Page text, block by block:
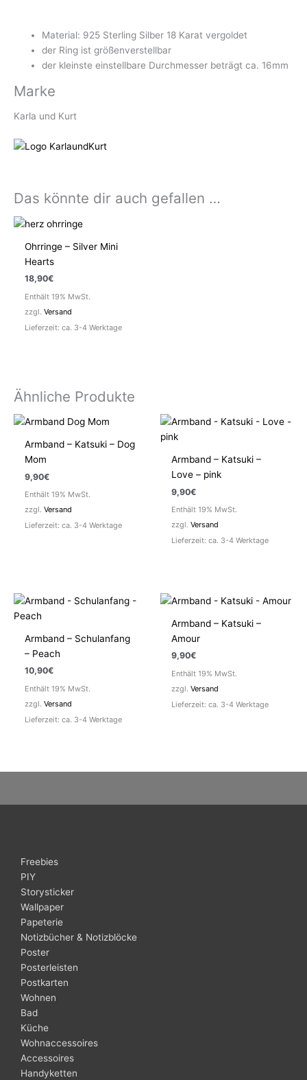
Material: 925 Sterling Silber 18 Karat vergoldet
der Ring ist größenverstellbar
der kleinste einstellbare Durchmesser beträgt ca. 16mm
Marke
Karla und Kurt
Das könnte dir auch gefallen …
Ohrringe – Silver Mini
Hearts
18,90€
Enthält 19% MwSt.
zzgl.Versand
Lieferzeit: ca. 3-4 Werktage
Ähnliche Produkte
Armband – Katsuki – Dog
Mom
9,90€
Enthält 19% MwSt.
zzgl.Versand
Lieferzeit: ca. 3-4 Werktage
Armband – Katsuki –
Love – pink
9,90€
Enthält 19% MwSt.
zzgl.Versand
Lieferzeit: ca. 3-4 Werktage
Armband – Schulanfang
– Peach
10,90€
Enthält 19% MwSt.
zzgl.Versand
Lieferzeit: ca. 3-4 Werktage
Armband – Katsuki –
Amour
9,90€
Enthält 19% MwSt.
zzgl.Versand
Lieferzeit: ca. 3-4 Werktage
Freebies
PIY
Storysticker
Wallpaper
Papeterie
Notizbücher & Notizblöcke
Poster
Posterleisten
Postkarten
Wohnen
Bad
Küche
Wohnaccessoires
Accessoires
Handyketten